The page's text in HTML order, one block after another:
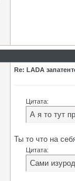
Re: LADA
Цитата:
А я то тут
Ты то что на
Цитата:
Сами